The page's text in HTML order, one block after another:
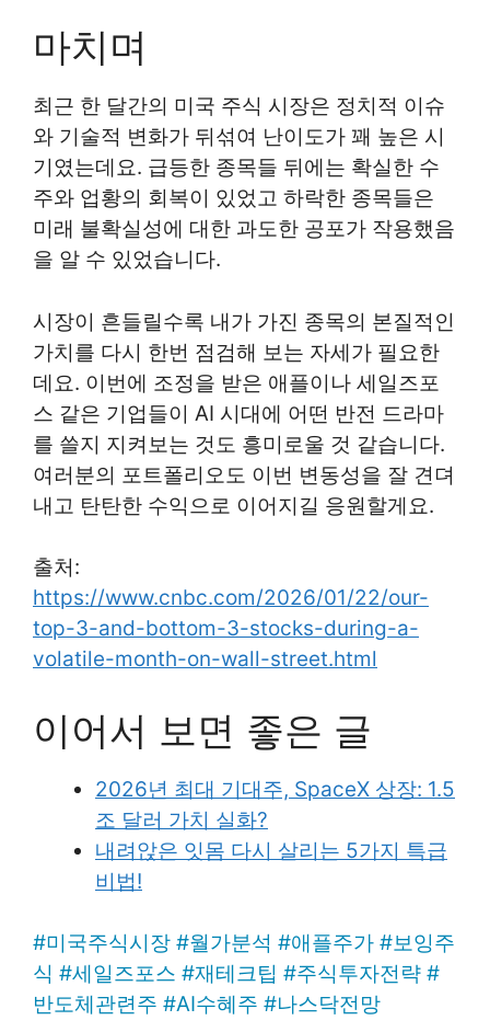
마치며
최근 한 달간의 미국 주식 시장은 정치적 이슈
와 기술적 변화가 뒤섞여 난이도가 꽤 높은 시
기였는데요. 급등한 종목들 뒤에는 확실한 수
주와 업황의 회복이 있었고 하락한 종목들은
미래 불확실성에 대한 과도한 공포가 작용했음
을 알 수 있었습니다.
시장이 흔들릴수록 내가 가진 종목의 본질적인
가치를 다시 한번 점검해 보는 자세가 필요한
데요. 이번에 조정을 받은 애플이나 세일즈포
스 같은 기업들이 AI 시대에 어떤 반전 드라마
를 쓸지 지켜보는 것도 흥미로울 것 같습니다.
여러분의 포트폴리오도 이번 변동성을 잘 견뎌
내고 탄탄한 수익으로 이어지길 응원할게요.
출처:
https://www.cnbc.com/2026/01/22/our-
top-3-and-bottom-3-stocks-during-a-
volatile-month-on-wall-street.html
이어서 보면 좋은 글
2026년 최대 기대주, SpaceX 상장: 1.5
조 달러 가치 실화?
내려앉은 잇몸 다시 살리는 5가지 특급
비법!
#미국주식시장 #월가분석 #애플주가 #보잉주
식 #세일즈포스 #재테크팁 #주식투자전략 #
반도체관련주 #AI수혜주 #나스닥전망